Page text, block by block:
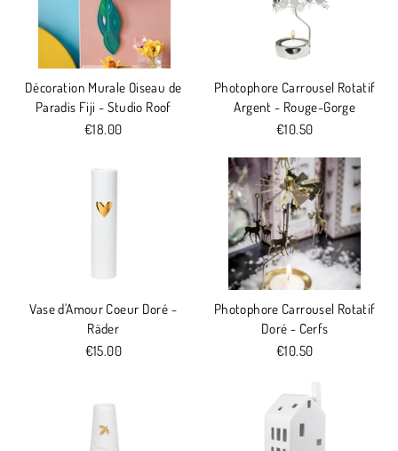
Décoration Murale Oiseau de
Paradis Fiji - Studio Roof
€18.00
Photophore Carrousel Rotatif
Argent - Rouge-Gorge
€10.50
Vase d'Amour Coeur Doré -
Räder
€15.00
Photophore Carrousel Rotatif
Doré - Cerfs
€10.50